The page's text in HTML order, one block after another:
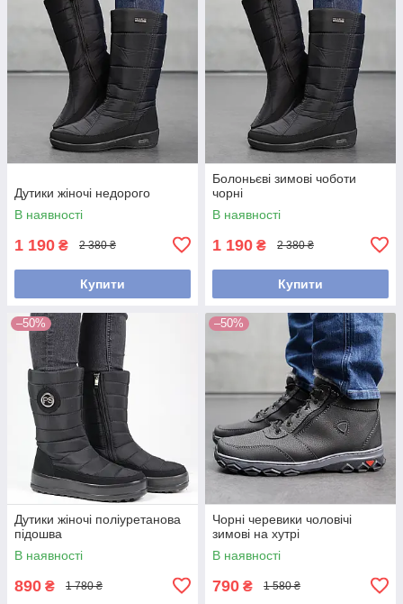
Дутики жіночі недорого
В наявності
1 190 ₴ 2 380 ₴
Купити
Болоньєві зимові чоботи
чорні
В наявності
1 190 ₴ 2 380 ₴
Купити
–50%
Дутики жіночі поліуретанова
підошва
В наявності
890 ₴ 1 780 ₴
–50%
Чорні черевики чоловічі
зимові на хутрі
В наявності
790 ₴ 1 580 ₴